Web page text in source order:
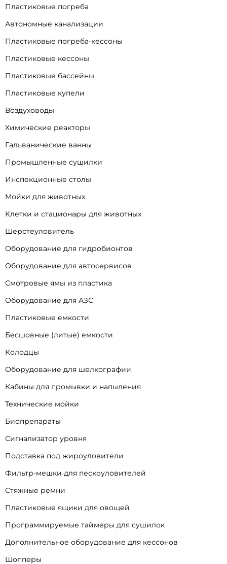
Пластиковые погреба
Автономные канализации
Пластиковые погреба-кессоны
Пластиковые кессоны
Пластиковые бассейны
Пластиковые купели
Воздуховоды
Химические реакторы
Гальванические ванны
Промышленные сушилки
Инспекционные столы
Мойки для животных
Клетки и стационары для животных
Шерстеуловитель
Оборудование для гидробионтов
Оборудование для автосервисов
Смотровые ямы из пластика
Оборудование для АЗС
Пластиковые емкости
Бесшовные (литые) емкости
Колодцы
Оборудование для шелкографии
Кабины для промывки и напыления
Технические мойки
Биопрепараты
Сигнализатор уровня
Подставка под жироуловители
Фильтр-мешки для пескоуловителей
Стяжные ремни
Пластиковые ящики для овощей
Программируемые таймеры для сушилок
Дополнительное оборудование для кессонов
Шопперы